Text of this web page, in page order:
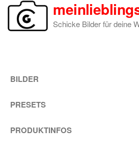
Zum
Inhalt
Schicke Bilder für deine
BILDER
PRESETS
PRODUKTINFOS